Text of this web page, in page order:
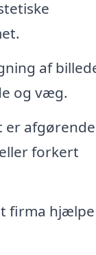
af
og væg.
er afgørende
forkert
firma hjælpe